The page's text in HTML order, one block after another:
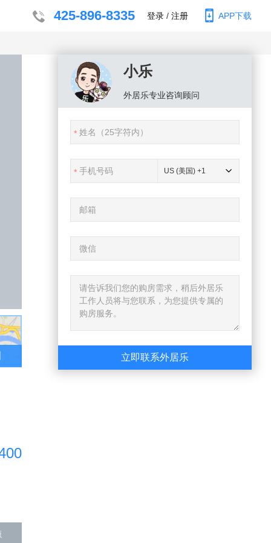
425-896-8335 登录 / 注册 APP下载
小乐
外居乐专业咨询顾问
US (美国) +1
立即联系外居乐